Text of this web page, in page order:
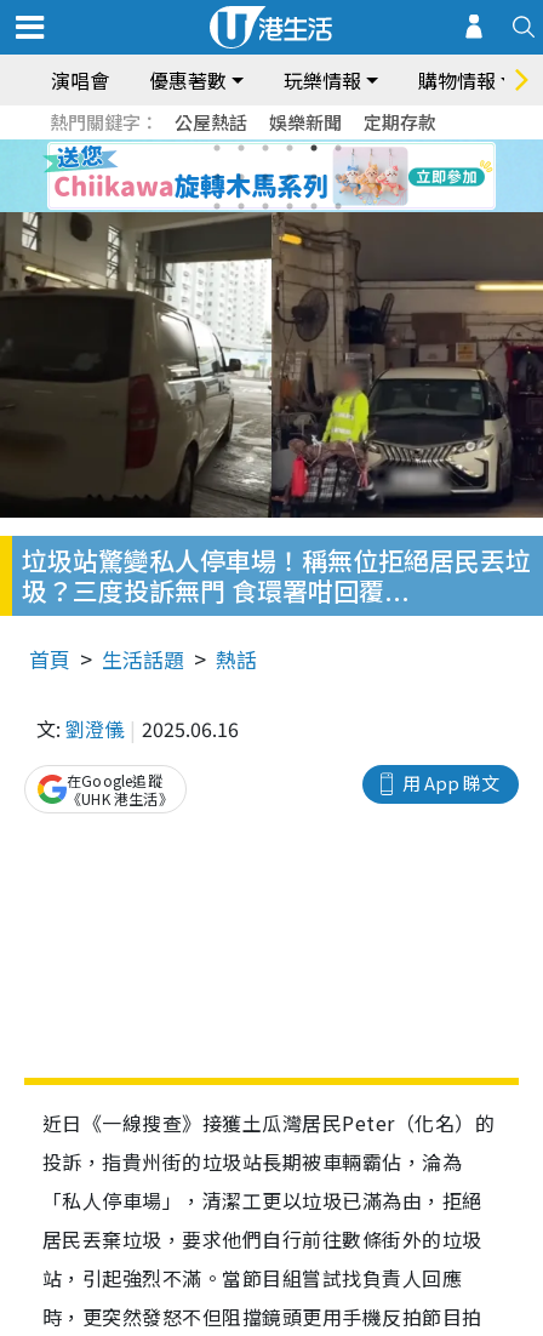
演唱會 優惠著數 玩樂情報 購物情報
熱門關鍵字： 公屋熱話 娛樂新聞 定期存款
垃圾站驚變私人停車場！稱無位拒絕居民丟垃
圾？三度投訴無門 食環署咁回覆...
首頁 生活話題 熱話
文: 劉澄儀 2025.06.16
用 App 睇文
在Google追蹤
《UHK 港生活》
近日《一線搜查》接獲土瓜灣居民Peter（化名）的
投訴，指貴州街的垃圾站長期被車輛霸佔，淪為
「私人停車場」，清潔工更以垃圾已滿為由，拒絕
居民丟棄垃圾，要求他們自行前往數條街外的垃圾
站，引起強烈不滿。當節目組嘗試找負責人回應
時，更突然發怒不但阻擋鏡頭更用手機反拍節目拍